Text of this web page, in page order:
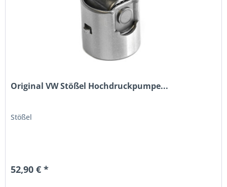
Original VW Stößel Hochdruckpumpe...
Stößel
52,90 € *